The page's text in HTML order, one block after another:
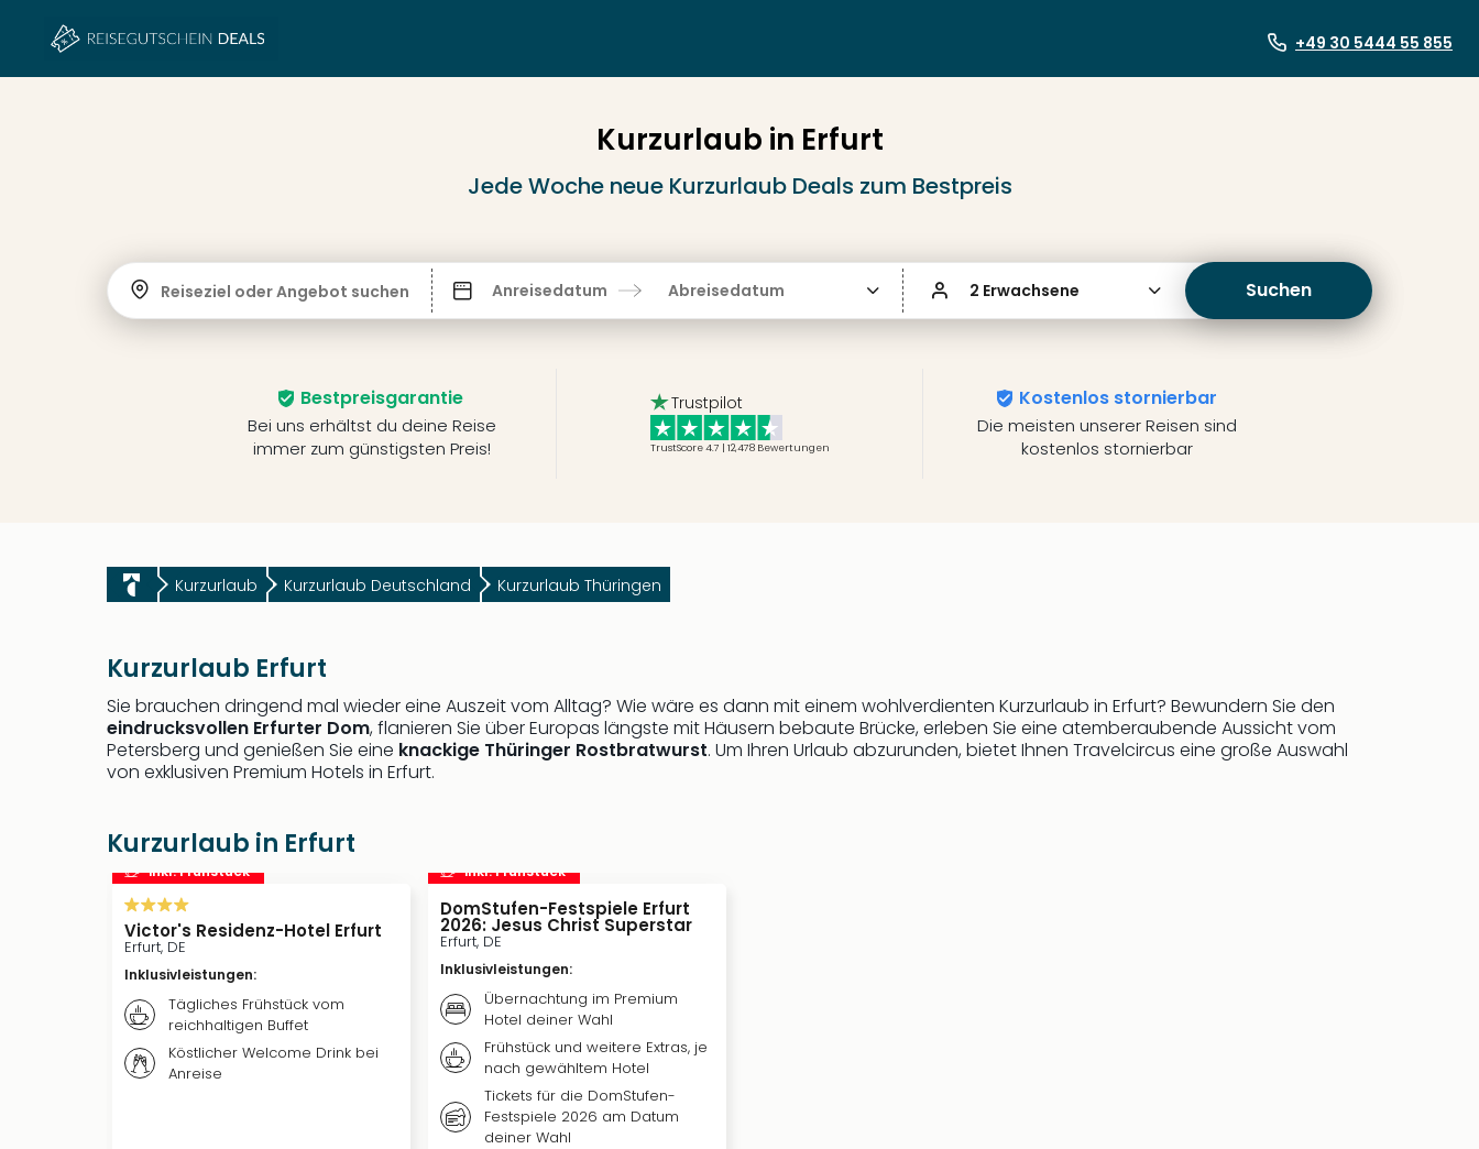
+49 30 5444 55 855
Kurzurlaub in Erfurt
Jede Woche neue Kurzurlaub Deals zum Bestpreis
Reiseziel oder Angebot suchen Anreisedatum Abreisedatum 2 Erwachsene Suchen
Bestpreisgarantie
Bei uns erhältst du deine Reise
immer zum günstigsten Preis!
Trustpilot
TrustScore 4.7 | 12,478 Bewertungen
Kostenlos stornierbar
Die meisten unserer Reisen sind
kostenlos stornierbar
Kurzurlaub Kurzurlaub Deutschland Kurzurlaub Thüringen
Kurzurlaub Erfurt
Sie brauchen dringend mal wieder eine Auszeit vom Alltag? Wie wäre es dann mit einem wohlverdienten Kurzurlaub in Erfurt? Bewundern Sie den
eindrucksvollen Erfurter Dom, flanieren Sie über Europas längste mit Häusern bebaute Brücke, erleben Sie eine atemberaubende Aussicht vom
Petersberg und genießen Sie eine knackige Thüringer Rostbratwurst. Um Ihren Urlaub abzurunden, bietet Ihnen Travelcircus eine große Auswahl
von exklusiven Premium Hotels in Erfurt.
Kurzurlaub in Erfurt
inkl. Frühstück
Victor's Residenz-Hotel Erfurt
Erfurt, DE
Inklusivleistungen:
Tägliches Frühstück vom
reichhaltigen Buffet
Köstlicher Welcome Drink bei
Anreise
inkl. Frühstück
DomStufen-Festspiele Erfurt
2026: Jesus Christ Superstar
Erfurt, DE
Inklusivleistungen:
Übernachtung im Premium
Hotel deiner Wahl
Frühstück und weitere Extras, je
nach gewähltem Hotel
Tickets für die DomStufen-
Festspiele 2026 am Datum
deiner Wahl